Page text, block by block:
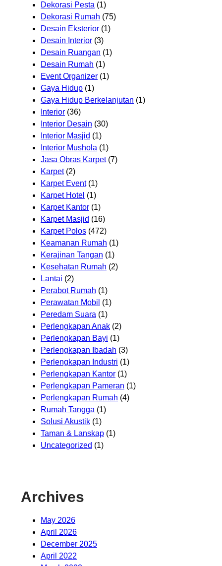
Dekorasi Pesta (1)
Dekorasi Rumah (75)
Desain Eksterior (1)
Desain Interior (3)
Desain Ruangan (1)
Desain Rumah (1)
Event Organizer (1)
Gaya Hidup (1)
Gaya Hidup Berkelanjutan (1)
Interior (36)
Interior Desain (30)
Interior Masjid (1)
Interior Mushola (1)
Jasa Obras Karpet(7)
Karpet(2)
Karpet Event(1)
Karpet Hotel (1)
Karpet Kantor (1)
Karpet Masjid (16)
Karpet Polos (472)
Keamanan Rumah (1)
Kerajinan Tangan (1)
Kesehatan Rumah (2)
Lantai (2)
Perabot Rumah (1)
Perawatan Mobil (1)
Peredam Suara (1)
Perlengkapan Anak (2)
Perlengkapan Bayi (1)
Perlengkapan Ibadah (3)
Perlengkapan Industri (1)
Perlengkapan Kantor (1)
Perlengkapan Pameran (1)
Perlengkapan Rumah (4)
Rumah Tangga (1)
Solusi Akustik (1)
Taman & Lanskap (1)
Uncategorized (1)
Archives
May 2026
April 2026
December 2025
April 2022